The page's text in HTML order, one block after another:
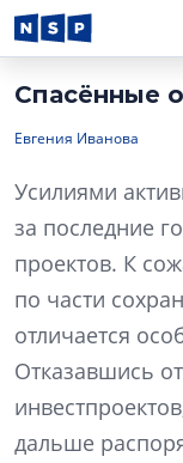
Спасённые
Евгения Иванова
Усилиями
за последние
проектов. К
по части
отличается
Отказавшись
дальше